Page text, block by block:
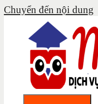
Chuyển đến nội dung